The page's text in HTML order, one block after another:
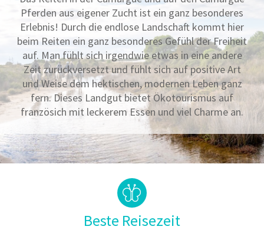
Pferden aus eigener Zucht ist ein ganz besonderes
Erlebnis! Durch die endlose Landschaft kommt hier
beim Reiten ein ganz besonderes Gefühl der Freiheit
auf. Man fühlt sich irgendwie etwas in eine andere
Zeit zurückversetzt und fühlt sich auf positive Art
und Weise dem hektischen, modernen Leben ganz
fern. Dieses Landgut bietet Ökotourismus auf
französich mit leckerem Essen und viel Charme an.
Beste Reisezeit